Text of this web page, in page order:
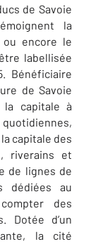
de Savoie
la
ou encore le
labellisée
Bénéficiaire
de Savoie
la capitale à
capitale des
riverains et
de lignes de
dédiées au
des
Dotée d’un
la cité